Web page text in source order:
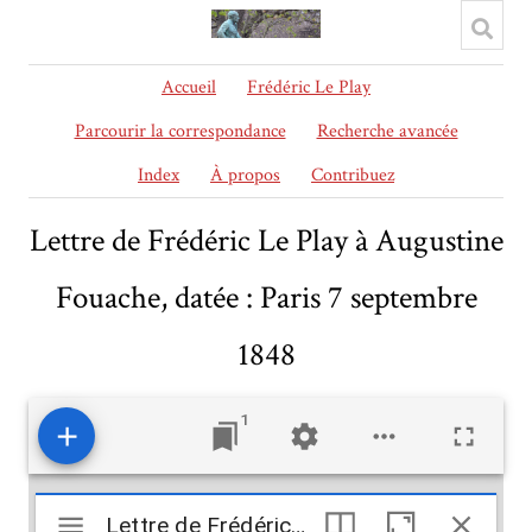
Accueil
Frédéric Le Play
Parcourir la correspondance
Recherche avancée
Index
À propos Contribuez
Lettre de Frédéric Le Play à Augustine
Fouache, datée : Paris 7 septembre
1848
1
Mirador
Lettre de Frédéric Le Play à Augustine Fouache, datée : Paris 7 septembre 1848